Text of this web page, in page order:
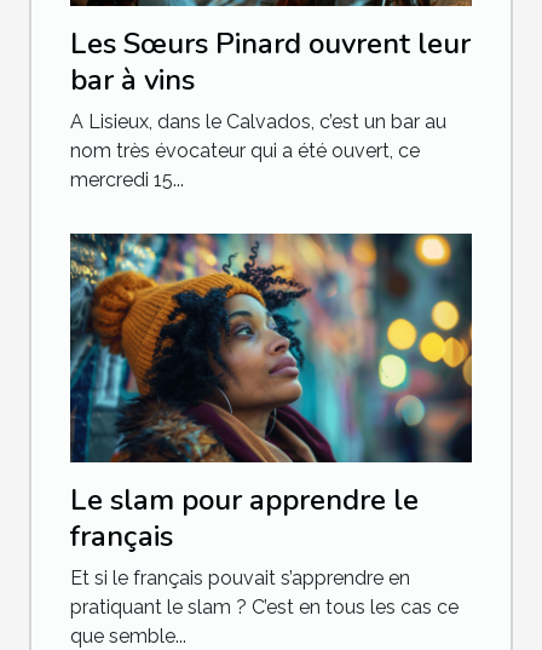
Les Sœurs Pinard ouvrent leur
bar à vins
A Lisieux, dans le Calvados, c’est un bar au
nom très évocateur qui a été ouvert, ce
mercredi 15...
Le slam pour apprendre le
français
Et si le français pouvait s’apprendre en
pratiquant le slam ? C’est en tous les cas ce
que semble...